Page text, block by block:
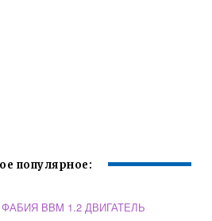
популярное:
BBM 1.2 ДВИГАТЕЛЬ